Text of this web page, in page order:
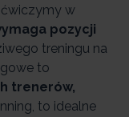
ćwiczymy w
pozycji
treningu na
to
trenerów,
to idealne